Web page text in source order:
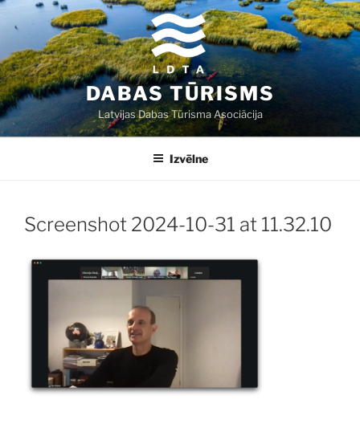
Doties
saturu
DABAS TŪRISMS
Latvijas Dabas Tūrisma Asociācija
Izvēlne
Screenshot 2024-10-31 at 11.32.10